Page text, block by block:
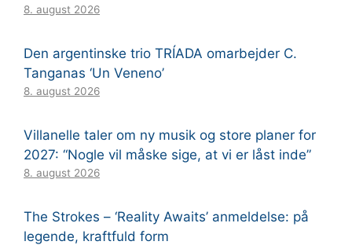
8. august 2026
Den argentinske trio TRÍADA omarbejder C.
Tanganas ‘Un Veneno’
8. august 2026
Villanelle taler om ny musik og store planer for
2027: “Nogle vil måske sige, at vi er låst inde”
8. august 2026
The Strokes – ‘Reality Awaits’ anmeldelse: på
legende, kraftfuld form